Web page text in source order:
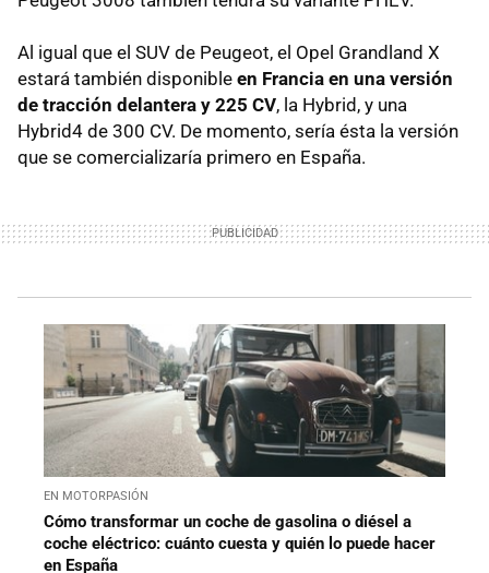
Al igual que el SUV de Peugeot, el Opel Grandland X
estará también disponible en Francia en una versión
de tracción delantera y 225 CV, la Hybrid, y una
Hybrid4 de 300 CV. De momento, sería ésta la versión
que se comercializaría primero en España.
EN MOTORPASIÓN
Cómo transformar un coche de gasolina o diésel a
coche eléctrico: cuánto cuesta y quién lo puede hacer
en España